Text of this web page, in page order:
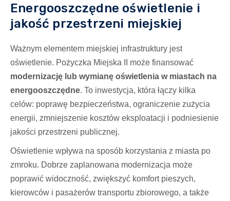
Energooszczędne oświetlenie i
jakość przestrzeni miejskiej
Ważnym elementem miejskiej infrastruktury jest
oświetlenie. Pożyczka Miejska II może finansować
modernizację lub wymianę oświetlenia w miastach na
energooszczędne. To inwestycja, która łączy kilka
celów: poprawę bezpieczeństwa, ograniczenie zużycia
energii, zmniejszenie kosztów eksploatacji i podniesienie
jakości przestrzeni publicznej.
Oświetlenie wpływa na sposób korzystania z miasta po
zmroku. Dobrze zaplanowana modernizacja może
poprawić widoczność, zwiększyć komfort pieszych,
kierowców i pasażerów transportu zbiorowego, a także